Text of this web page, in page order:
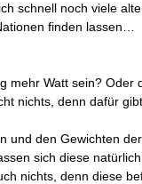
schnell noch viele
finden lassen…
mehr Watt sein? Oder
nichts, denn dafür
und den Gewichten
sich diese
nichts, denn diese